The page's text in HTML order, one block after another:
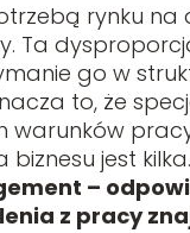
rynku
Ta
go w
to, że
warunków
jest kilka.
–
z pracy